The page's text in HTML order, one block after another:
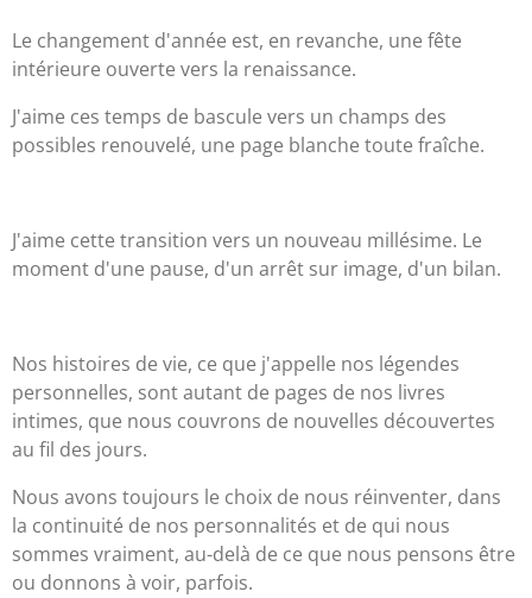
Le changement d'année est, en revanche, une fête
intérieure ouverte vers la renaissance.
J'aime ces temps de bascule vers un champs des
possibles renouvelé, une page blanche toute fraîche.
J'aime cette transition vers un nouveau millésime. Le
moment d'une pause, d'un arrêt sur image, d'un bilan.
Nos histoires de vie, ce que j'appelle nos légendes
personnelles, sont autant de pages de nos livres
intimes, que nous couvrons de nouvelles découvertes
au fil des jours.
Nous avons toujours le choix de nous réinventer, dans
la continuité de nos personnalités et de qui nous
sommes vraiment, au-delà de ce que nous pensons être
ou donnons à voir, parfois.